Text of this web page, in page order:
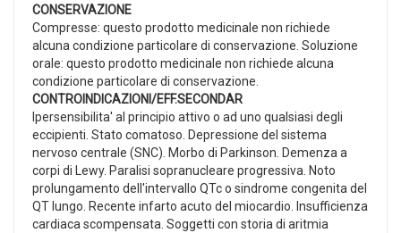
CONSERVAZIONE
Compresse: questo prodotto medicinale non richiede
alcuna condizione particolare di conservazione. Soluzione
orale: questo prodotto medicinale non richiede alcuna
condizione particolare di conservazione.
CONTROINDICAZIONI/EFF.SECONDAR
Ipersensibilita' al principio attivo o ad uno qualsiasi degli
eccipienti. Stato comatoso. Depressione del sistema
nervoso centrale (SNC). Morbo di Parkinson. Demenza a
corpi di Lewy. Paralisi sopranucleare progressiva. Noto
prolungamento dell'intervallo QTc o sindrome congenita del
QT lungo. Recente infarto acuto del miocardio. Insufficienza
cardiaca scompensata. Soggetti con storia di aritmia